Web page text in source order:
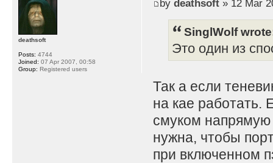
by deathsoft» 12 Mar
SinglWolf
Это один из
Так а если
на кае работать.
смуком напрямую
нужна, чтобы
при включенном
deathsoft
Posts: 4744
Joined: 07 Apr 2007, 00:58
Group: Registered users